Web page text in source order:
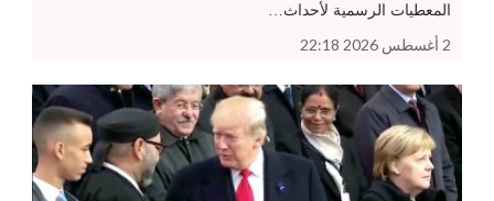
المعطيات الرسمية لأحداث…
2 أغسطس 2026 22:18